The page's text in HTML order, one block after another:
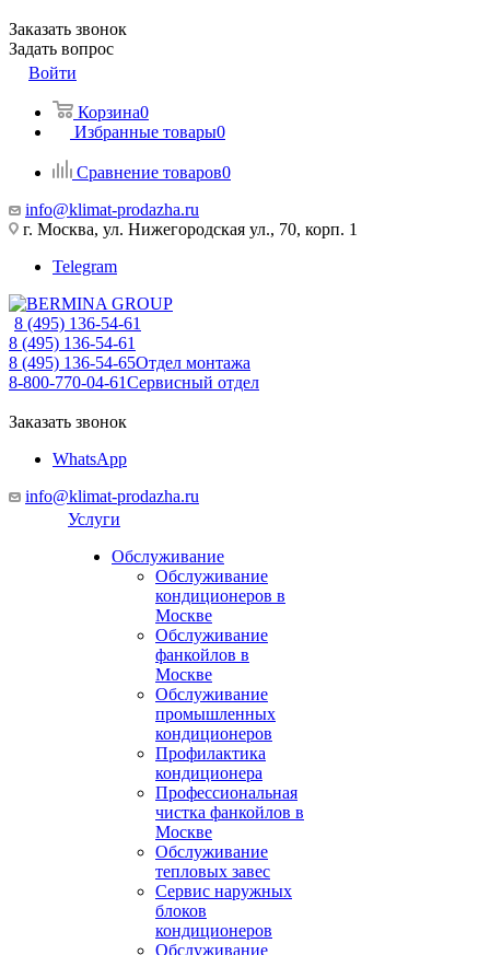
Заказать звонок
Задать вопрос
Войти
Корзина0
Избранные товары0
Сравнение товаров0
info@klimat-prodazha.ru
г. Москва, ул. Нижегородская ул., 70, корп. 1
Telegram
8 (495) 136-54-61
8 (495) 136-54-61
8 (495) 136-54-65Отдел монтажа
8-800-770-04-61Сервисный отдел
Заказать звонок
WhatsApp
info@klimat-prodazha.ru
Услуги
Обслуживание
Обслуживание
кондиционеров в
Москве
Обслуживание
фанкойлов в
Москве
Обслуживание
промышленных
кондиционеров
Профилактика
кондиционера
Профессиональная
чистка фанкойлов в
Москве
Обслуживание
тепловых завес
Сервис наружных
блоков
кондиционеров
Обслуживание